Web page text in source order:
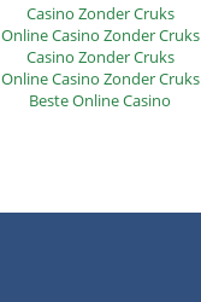
Casino Zonder Cruks
Online Casino Zonder Cruks
Casino Zonder Cruks
Online Casino Zonder Cruks
Beste Online Casino